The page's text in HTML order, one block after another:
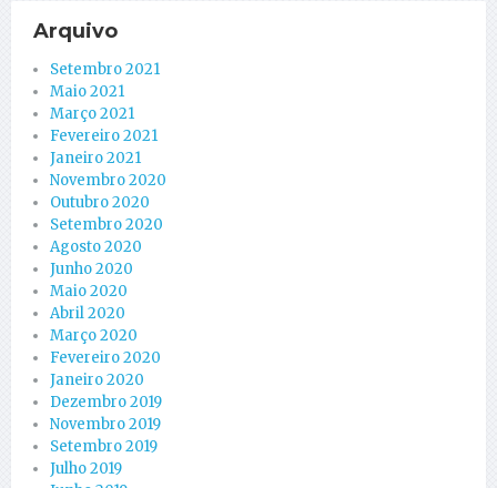
Arquivo
Setembro 2021
Maio 2021
Março 2021
Fevereiro 2021
Janeiro 2021
Novembro 2020
Outubro 2020
Setembro 2020
Agosto 2020
Junho 2020
Maio 2020
Abril 2020
Março 2020
Fevereiro 2020
Janeiro 2020
Dezembro 2019
Novembro 2019
Setembro 2019
Julho 2019